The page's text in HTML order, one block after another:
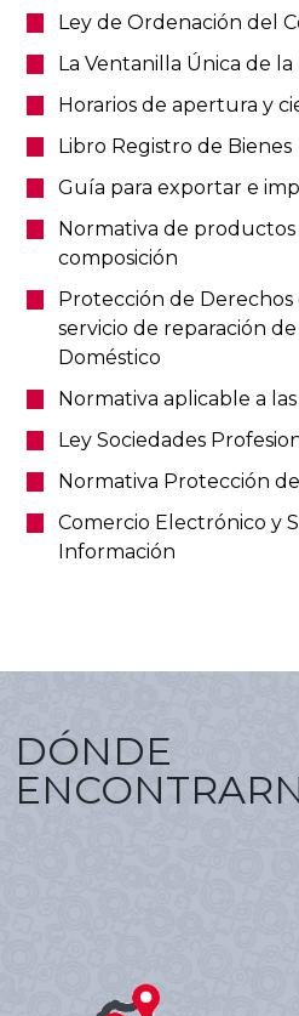
Ley de Ordenación del
La Ventanilla Única de
Horarios de apertura y
Libro Registro de Bienes
Guía para exportar e
Normativa de
composición
Protección de Derechos
servicio de reparación
Doméstico
Normativa aplicable a
Ley Sociedades
Normativa Protección
Comercio Electrónico y
Información
DÓNDE